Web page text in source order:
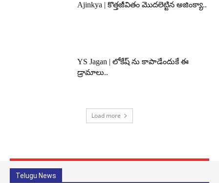
Ajinkya | కొత్తజీవితం మొదలెట్టిన అజింక్యా..
YS Jagan | లోకేష్ ను కాపాడేందుకే ఈ
డ్రామాలు..
Load more
Telugu News